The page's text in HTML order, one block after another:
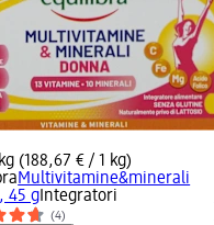
(188,67 € / 1 kg)
Multivitamine&minerali
45 g Integratori
(4)